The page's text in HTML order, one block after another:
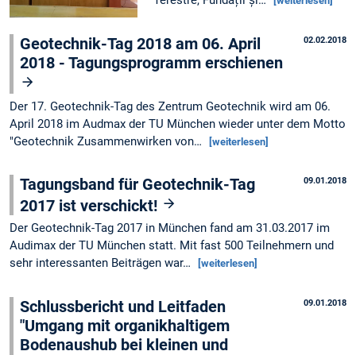
02.02.2018
Geotechnik-Tag 2018 am 06. April
2018 - Tagungsprogramm erschienen
Der 17. Geotechnik-Tag des Zentrum Geotechnik wird am 06.
April 2018 im Audmax der TU München wieder unter dem Motto
"Geotechnik Zusammenwirken von…
[weiterlesen]
09.01.2018
Tagungsband für Geotechnik-Tag
2017 ist verschickt!
Der Geotechnik-Tag 2017 in München fand am 31.03.2017 im
Audimax der TU München statt. Mit fast 500 Teilnehmern und
sehr interessanten Beiträgen war…
[weiterlesen]
09.01.2018
Schlussbericht und Leitfaden
"Umgang mit organikhaltigem
Bodenaushub bei kleinen und